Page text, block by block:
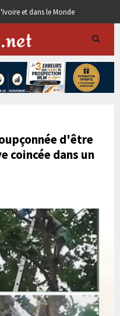
et dans le Monde
d'être
coincée dans un